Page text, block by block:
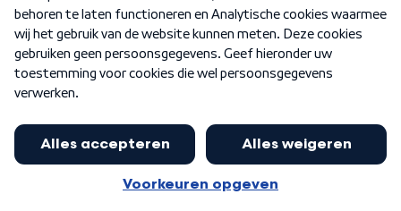
Nieuwsbrief
Word Lid